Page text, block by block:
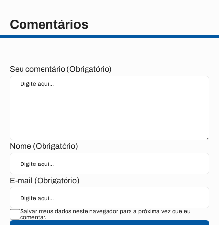
Comentários
Seu comentário (Obrigatório)
Nome (Obrigatório)
E-mail (Obrigatório)
Salvar meus dados neste navegador para a próxima vez que eu
comentar.